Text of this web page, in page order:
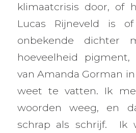
klimaatcrisis door, of
Lucas Rijneveld is
onbekende dichter
hoeveelheid
van Amanda Gorman
weet te vatten. Ik
woorden weeg, en
schrap als schrijf. Ik